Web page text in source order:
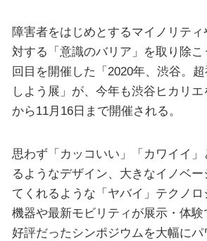
障害者をはじめとするマイノリテ
対する「意識のバリア」を取り除
回目を開催した「2020年、渋谷。
しよう展」が、今年も渋谷ヒカリエ
から11月16日まで開催される。
思わず「カッコいい」「カワイイ
るようなデザイン、大きなイノベ
てくれるような「ヤバイ」テクノ
機器や最新モビリティが展示・体
好評だったシンポジウムを大幅に